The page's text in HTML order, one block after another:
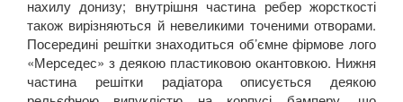
нахилу донизу; внутрішня частина ребер жорсткості
також вирізняються й невеликими точеними отворами.
Посередині решітки знаходиться об’ємне фірмове лого
«Мерседес» з деякою пластиковою окантовкою. Нижня
частина решітки радіатора описується деякою